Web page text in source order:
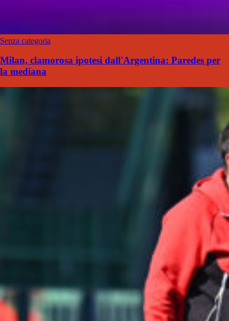
Senza categoria
Milan, clamorosa ipotesi dall'Argentina: Paredes per
la mediana